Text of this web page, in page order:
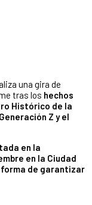
una gira de
tras los hechos
Histórico de la
Z y el
en la
en la Ciudad
forma de garantizar